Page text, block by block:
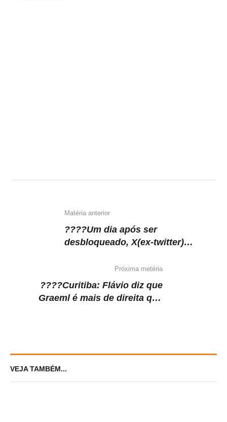
Matéria anterior
????Um dia após ser
desbloqueado, X(ex-twitter)
Próxima metéria
????Curitiba: Flávio diz que
Graeml é mais de direita que
VEJA TAMBÉM...